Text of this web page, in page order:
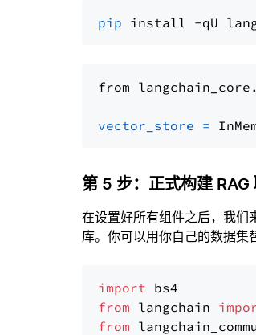
pip
from
vector_store =
第 5 步：正式构建 RAG
在设置好所有组件之后，我们
库。你可以用你自己的数据集
import
from langchain
from